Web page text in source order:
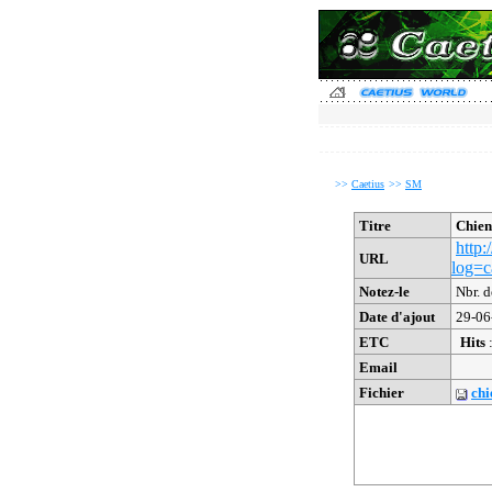
>> Caetius >> SM
Titre
URL
Notez-le
Nbr.
Date d'ajout
29-
ETC
Hits
Email
Fichier